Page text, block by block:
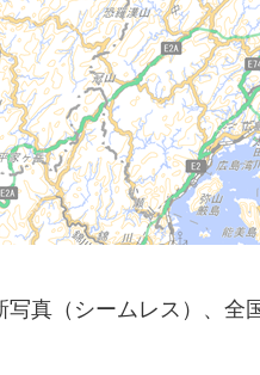
写真（シームレス）、全